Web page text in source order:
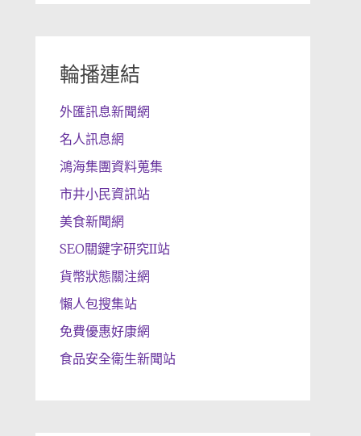
輪播連結
外匯訊息新聞網
名人訊息網
鴻海集團資料蒐集
市井小民資訊站
美食新聞網
SEO關鍵字研究II站
貨幣狀態關注網
懶人包搜集站
免費優惠好康網
食品安全衛生新聞站